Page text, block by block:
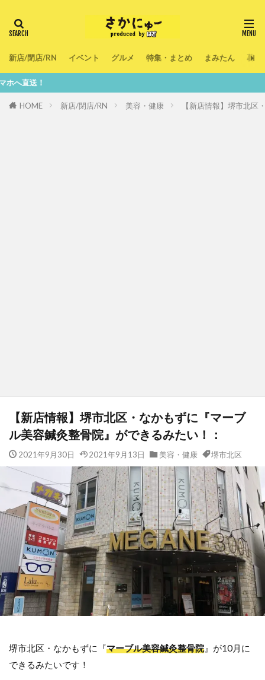
新店/閉店/RN イベント グルメ 特集・まとめ まみたん 暮ら
HOME 新店/閉店/RN 美容・健康 【新店情報】堺市北
【新店情報】堺市北区・なかもずに『マーブ
ル美容鍼灸整骨院』ができるみたい！：
2021年9月30日 2021年9月13日 美容・健康 堺市北区
堺市北区・なかもずに『マーブル美容鍼灸整骨院 』が10月に
できるみたいです！